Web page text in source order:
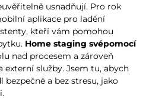
usnadňují. Pro rok
aplikace pro ladění
kteří vám pomohou
Home staging svépomocí
nad procesem a zároveň
služby. Jsem tu, abych
a bez stresu, jako